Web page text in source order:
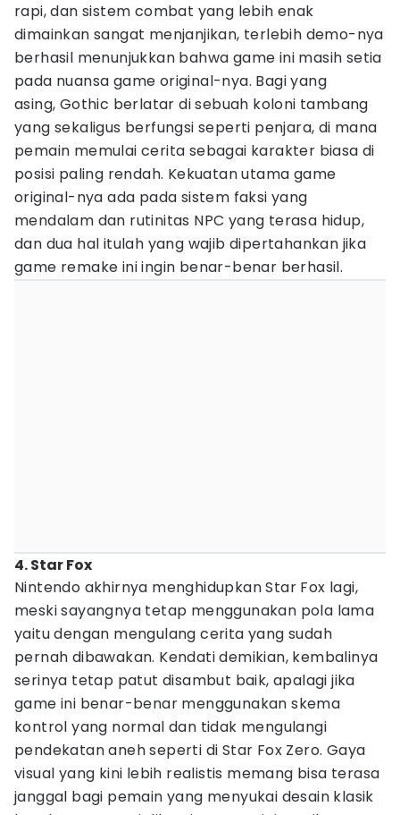
rapi, dan sistem combat yang lebih enak
dimainkan sangat menjanjikan, terlebih demo-nya
berhasil menunjukkan bahwa game ini masih setia
pada nuansa game original-nya. Bagi yang
asing, Gothic berlatar di sebuah koloni tambang
yang sekaligus berfungsi seperti penjara, di mana
pemain memulai cerita sebagai karakter biasa di
posisi paling rendah. Kekuatan utama game
original-nya ada pada sistem faksi yang
mendalam dan rutinitas NPC yang terasa hidup,
dan dua hal itulah yang wajib dipertahankan jika
game remake ini ingin benar-benar berhasil.
4. Star Fox
Nintendo akhirnya menghidupkan Star Fox lagi,
meski sayangnya tetap menggunakan pola lama
yaitu dengan mengulang cerita yang sudah
pernah dibawakan. Kendati demikian, kembalinya
serinya tetap patut disambut baik, apalagi jika
game ini benar-benar menggunakan skema
kontrol yang normal dan tidak mengulangi
pendekatan aneh seperti di Star Fox Zero. Gaya
visual yang kini lebih realistis memang bisa terasa
janggal bagi pemain yang menyukai desain klasik